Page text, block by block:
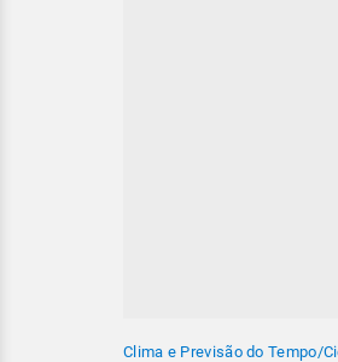
Clima e Previsão do Tempo/